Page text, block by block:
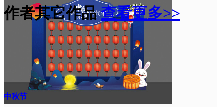
作者其它作品 查看更多>>
中秋节